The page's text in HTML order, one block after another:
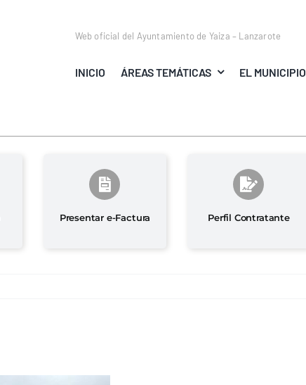
Web oficial del Ayuntamiento de Yaiza – Lanzarote
INICIO ÁREAS TEMÁTICAS EL MUNICIPIO
Presentar e-Factura Perfil Contratante